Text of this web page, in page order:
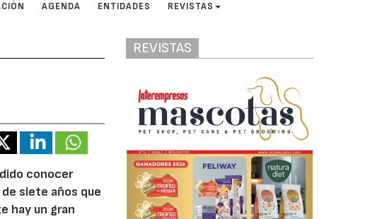
AGENDA ENTIDADES REVISTAS
conocer
siete años que
hay un gran
REVISTAS